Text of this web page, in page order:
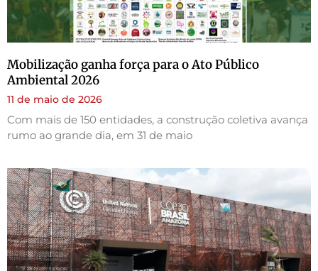
Mobilização ganha força para o Ato Público
Ambiental 2026
11 de maio de 2026
Com mais de 150 entidades, a construção coletiva avança
rumo ao grande dia, em 31 de maio